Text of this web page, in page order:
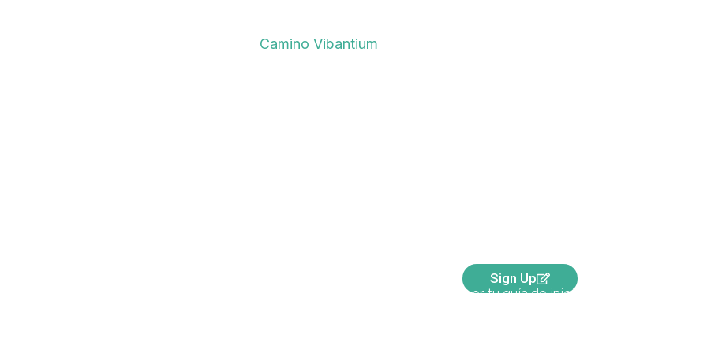
Camino Vibantium
Sign Up
Para obtener tu guía de inicio gratuita.